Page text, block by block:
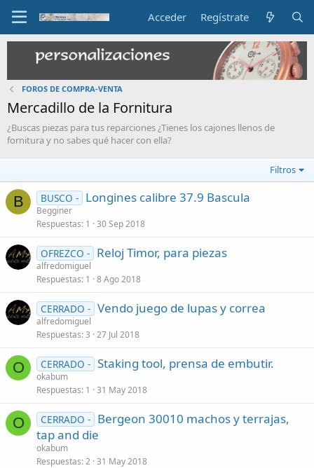
Acceder Regístrate
FOROS DE COMPRA-VENTA
Mercadillo de la Fornitura
¿Buscas piezas para tus reparciones ¿Tienes los cajones llenos de
fornitura y no sabes qué hacer con ella?
Filtros
B BUSCO - Longines calibre 37.9 Bascula
Begginer
Respuestas 1 30 Sep 2018
OFREZCO - Reloj Timor, para piezas
alfredomiguel
Respuestas 1 8 Ago 2018
CERRADO - Vendo juego de lupas y correa
alfredomiguel
Respuestas 3 27 Jul 2018
O CERRADO - Staking tool, prensa de embutir.
okabum
Respuestas 1 31 May 2018
O CERRADO - Bergeon 30010 machos y terrajas,
tap and die
okabum
Respuestas 2 31 May 2018